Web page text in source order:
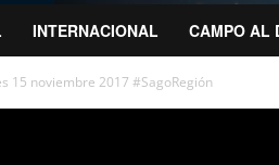
INTERNACIONAL CAMPO AL
15 noviembre 2017 #SagoRegión